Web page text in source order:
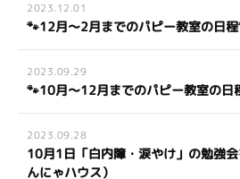
2023.12.01
🐾12月～2月までのパピー教室の日
2023.09.29
🐾10月～12月までのパピー教室の日
2023.09.28
10月1日「白内障・涙やけ」の勉強
んにゃハウス）